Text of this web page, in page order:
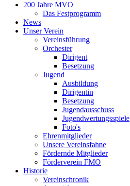
200 Jahre MVO
Das Festprogramm
News
Unser Verein
Vereinsführung
Orchester
Dirigent
Besetzung
Jugend
Ausbildung
Dirigentin
Besetzung
Jugendausschuss
Jugendwertungsspiele
Foto's
Ehrenmitglieder
Unsere Vereinsfahne
Fördernde Mitglieder
Förderverein FMO
Historie
Vereinschronik